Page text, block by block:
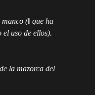
(‖ que ha
uso de ellos).
la mazorca del